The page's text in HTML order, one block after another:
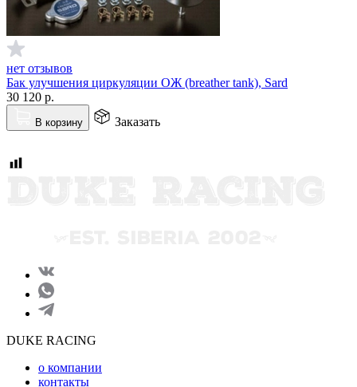
нет отзывов
Бак улучшения циркуляции ОЖ (breather tank), Sard
30 120 р.
В корзину Заказать
DUKE RACING
о компании
контакты